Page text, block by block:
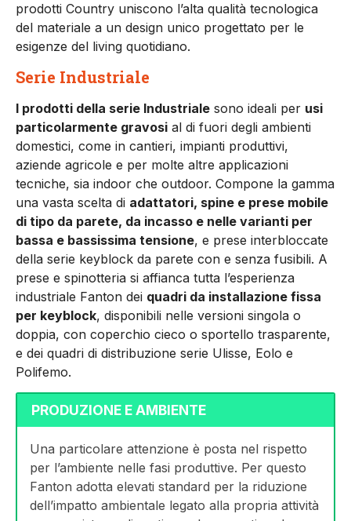
prodotti Country uniscono l’alta qualità tecnologica
del materiale a un design unico progettato per le
esigenze del living quotidiano.
Serie Industriale
I prodotti della serie Industriale sono ideali per usi
particolarmente gravosi al di fuori degli ambienti
domestici, come in cantieri, impianti produttivi,
aziende agricole e per molte altre applicazioni
tecniche, sia indoor che outdoor. Compone la gamma
una vasta scelta di adattatori, spine e prese mobile
di tipo da parete, da incasso e nelle varianti per
bassa e bassissima tensione, e prese interbloccate
della serie keyblock da parete con e senza fusibili. A
prese e spinotteria si affianca tutta l’esperienza
industriale Fanton dei quadri da installazione fissa
per keyblock, disponibili nelle versioni singola o
doppia, con coperchio cieco o sportello trasparente,
e dei quadri di distribuzione serie Ulisse, Eolo e
Polifemo.
PRODUZIONE E AMBIENTE
Una particolare attenzione è posta nel rispetto
per l’ambiente nelle fasi produttive. Per questo
Fanton adotta elevati standard per la riduzione
dell’impatto ambientale legato alla propria attività